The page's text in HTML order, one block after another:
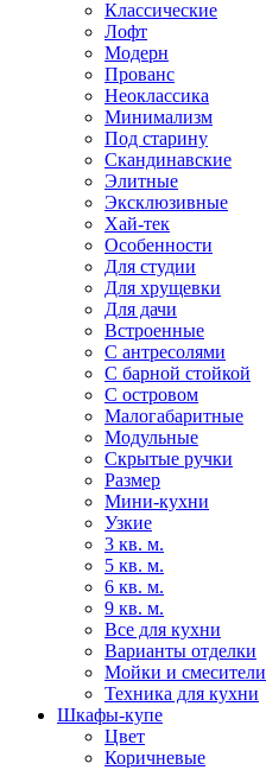
Классические
Лофт
Модерн
Прованс
Неоклассика
Минимализм
Под старину
Скандинавские
Элитные
Эксклюзивные
Хай-тек
Особенности
Для студии
Для хрущевки
Для дачи
Встроенные
С антресолями
С барной стойкой
С островом
Малогабаритные
Модульные
Скрытые ручки
Размер
Мини-кухни
Узкие
3 кв. м.
5 кв. м.
6 кв. м.
9 кв. м.
Все для кухни
Варианты отделки
Мойки и смесители
Техника для кухни
Шкафы-купе
Цвет
Коричневые